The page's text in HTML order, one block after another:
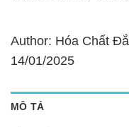
Author: Hóa Chất
14/01/2025
MÔ TẢ